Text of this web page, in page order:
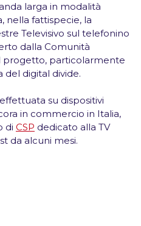
larga in modalità
nella fattispecie, la
Televisivo sul telefonino
dalla Comunità
progetto, particolarmente
digital divide.
su dispositivi
in commercio in Italia,
di CSP dedicato alla TV
da alcuni mesi.